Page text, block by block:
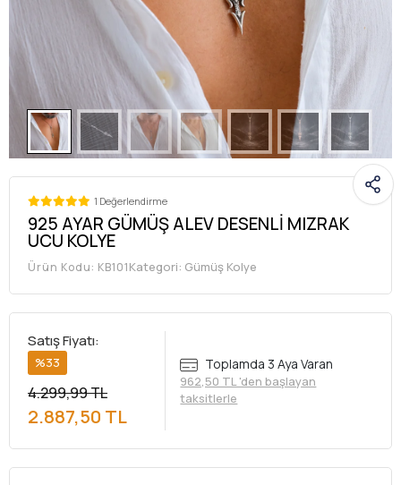
1 Değerlendirme
925 AYAR GÜMÜŞ ALEV DESENLİ MIZRAK
UCU KOLYE
Ürün Kodu: KB101Kategori: Gümüş Kolye
Satış Fiyatı:
%33
4.299,99 TL
2.887,50 TL
Toplamda 3 Aya Varan
962,50 TL 'den başlayan
taksitlerle